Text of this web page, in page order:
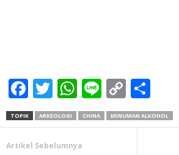
Facebook
Twitter
WhatsApp
LineCopy
Link
TOPIK ARKEOLOGI CHINA MINUMAN ALKOHOL
Artikel Sebelumnya